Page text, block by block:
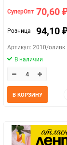
СуперОпт 70,60
Розница 94,10
Артикул: 2010/оливк
В наличии
В КОРЗИНУ